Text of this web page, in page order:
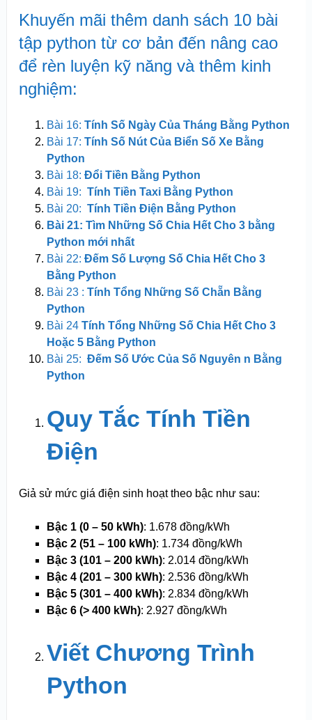
Khuyến mãi thêm danh sách 10 bài
tập python từ cơ bản đến nâng cao
để rèn luyện kỹ năng và thêm kinh
nghiệm:
Bài 16: Tính Số Ngày Của Tháng Bằng Python
Bài 17: Tính Số Nút Của Biển Số Xe Bằng
Python
Bài 18: Đổi Tiền Bằng Python
Bài 19: Tính Tiền Taxi Bằng Python
Bài 20: Tính Tiền Điện Bằng Python
Bài 21: Tìm Những Số Chia Hết Cho 3 bằng
Python mới nhất
Bài 22: Đếm Số Lượng Số Chia Hết Cho 3
Bằng Python
Bài 23 : Tính Tổng Những Số Chẵn Bằng
Python
Bài 24 Tính Tổng Những Số Chia Hết Cho 3
Hoặc 5 Bằng Python
Bài 25: Đếm Số Ước Của Số Nguyên n Bằng
Python
Quy Tắc Tính Tiền
Điện
Giả sử mức giá điện sinh hoạt theo bậc như sau:
Bậc 1 (0 – 50 kWh): 1.678 đồng/kWh
Bậc 2 (51 – 100 kWh): 1.734 đồng/kWh
Bậc 3 (101 – 200 kWh): 2.014 đồng/kWh
Bậc 4 (201 – 300 kWh): 2.536 đồng/kWh
Bậc 5 (301 – 400 kWh): 2.834 đồng/kWh
Bậc 6 (> 400 kWh): 2.927 đồng/kWh
Viết Chương Trình
Python